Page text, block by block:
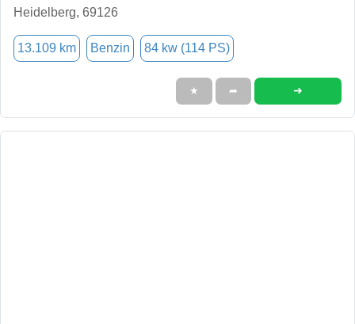
Heidelberg, 69126
13.109 km Benzin 84 kw (114 PS)
★ ➦ ➜